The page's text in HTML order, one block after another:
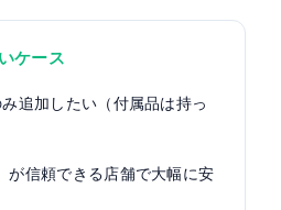
ケース
追加したい（付属品は持っ
が信頼できる店舗で大幅に安